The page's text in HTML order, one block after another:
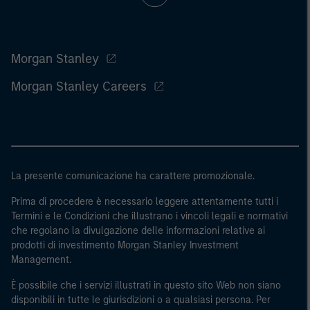
Morgan Stanley
Morgan Stanley Careers
La presente comunicazione ha carattere promozionale.
Prima di procedere è necessario leggere attentamente tutti i
Termini e le Condizioni che illustrano i vincoli legali e normativi
che regolano la divulgazione delle informazioni relative ai
prodotti di investimento Morgan Stanley Investment
Management.
È possibile che i servizi illustrati in questo sito Web non siano
disponibili in tutte le giurisdizioni o a qualsiasi persona. Per